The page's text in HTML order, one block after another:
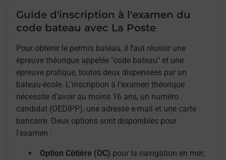
Guide d'inscription à l'examen du
code bateau avec La Poste
Pour obtenir le permis bateau, il faut réussir une
épreuve théorique appelée "code bateau" et une
épreuve pratique, toutes deux dispensées par un
bateau-école. L'inscription à l'examen théorique
nécessite d'avoir au moins 16 ans, un numéro
candidat (OEDIPP), une adresse e-mail et une carte
bancaire. Deux options sont disponibles pour
l'examen :
Option Côtière (OC) pour la navigation en mer;